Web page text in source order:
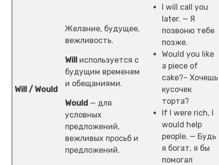
Will / Would
Желание, будущее,
вежливость.
Will используется с
будущим временем
и обещаниями.
Would — для
условных
предложений,
вежливых просьб и
предложений.
I will call you
later. — Я
позвоню тебе
позже.
Would you like
a piece of
cake?– Хочешь
кусочек
торта?
If I were rich, I
would help
people. — Будь
я богат, я бы
помогал